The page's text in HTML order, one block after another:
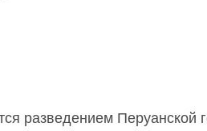
разведением Перуанской